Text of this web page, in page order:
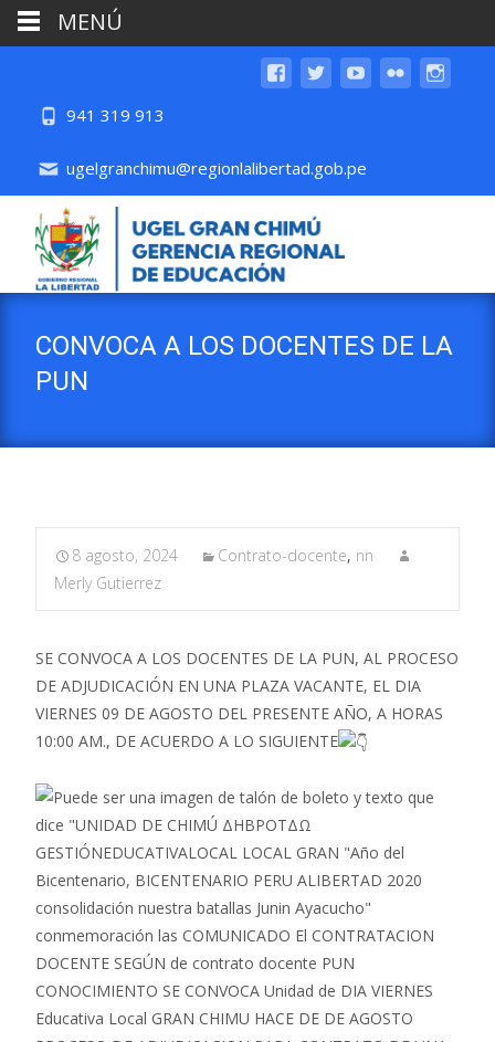
941 319 913
ugelgranchimu@regionlalibertad.gob.pe
CONVOCA A LOS DOCENTES DE LA
PUN
8 agosto, 2024 Contrato-docente, nn
Merly Gutierrez
SE CONVOCA A LOS DOCENTES DE LA PUN, AL PROCESO
DE ADJUDICACIÓN EN UNA PLAZA VACANTE, EL DIA
VIERNES 09 DE AGOSTO DEL PRESENTE AÑO, A HORAS
10:00 AM., DE ACUERDO A LO SIGUIENTE
MENÚ